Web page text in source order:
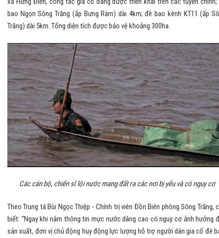
bao Ngọn Sông Trăng (ấp Bưng Ràm) dài 4km; đê bao kênh KT11 (ấp
Trăng) dài 5km. Tổng diện tích được bảo vệ khoảng 300ha.
Các cán bộ, chiến sĩ lội nước mang đất ra các nơi bị yếu và có nguy cơ
Theo Trung tá Bùi Ngọc Thiệp - Chính trị viên Đồn Biên phòng Sông Trăng,
biết: “Ngay khi nắm thông tin mực nước dâng cao có nguy cơ ảnh hưởng
sản xuất, đơn vị chủ động huy động lực lượng hỗ trợ người dân gia cố đê